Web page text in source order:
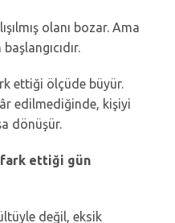
olanı bozar. Ama
ettiği ölçüde büyür.
edilmediğinde, kişiyi
dönüşür.
fark ettiği gün
değil, eksik